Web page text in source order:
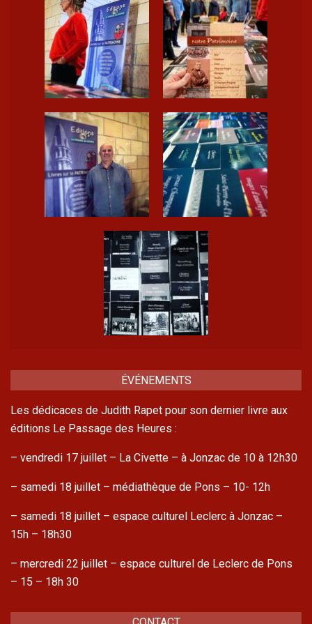
ÉVÉNEMENTS
Les dédicaces de Judith Rapet pour son dernier livre aux
éditions Le Passage des Heures :
– vendredi 17 juillet – La Civette – à Jonzac de 10 à 12h30
– samedi 18 juillet – médiathèque de Pons – 10- 12h
– samedi 18 juillet – espace culturel Leclerc à Jonzac –
15h – 18h30
– mercredi 22 juillet – espace culturel de Leclerc de Pons
– 15 – 18h 30